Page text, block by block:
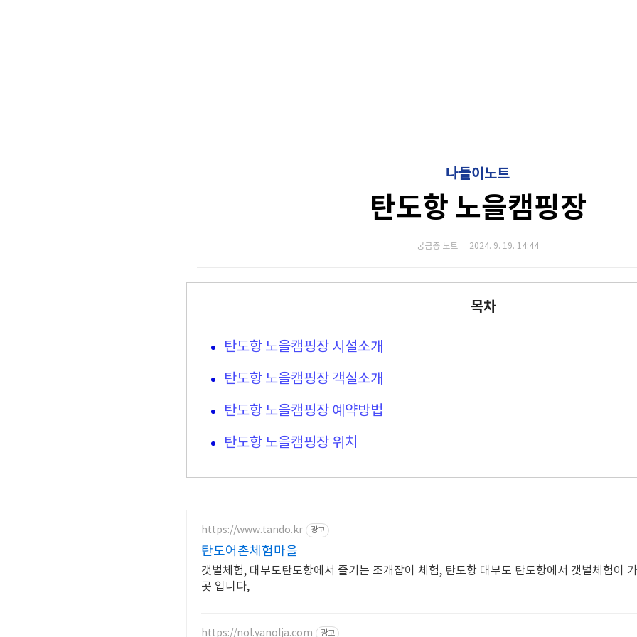
나들이노트
탄도항 노을캠핑장
궁금증 노트 2024. 9. 19. 14:44
목차
탄도항 노을캠핑장 시설소개
탄도항 노을캠핑장 객실소개
탄도항 노을캠핑장 예약방법
탄도항 노을캠핑장 위치
https://www.tando.kr 광고
탄도어촌체험마을
갯벌체험, 대부도탄도항에서 즐기는 조개잡이 체험, 탄도항 대부도 탄도항에서 갯벌체험이
곳 입니다,
https://nol.yanolja.com 광고